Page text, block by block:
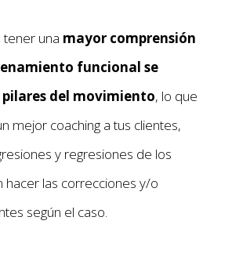
tener una mayor comprensión
funcional se
pilares del movimiento, lo que
mejor coaching a tus clientes,
y regresiones de los
hacer las correcciones y/o
según el caso.